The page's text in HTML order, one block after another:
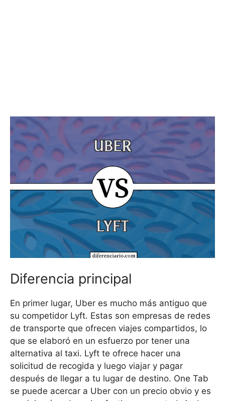
Diferencia principal
En primer lugar, Uber es mucho más antiguo que
su competidor Lyft. Estas son empresas de redes
de transporte que ofrecen viajes compartidos, lo
que se elaboró ​​en un esfuerzo por tener una
alternativa al taxi. Lyft te ofrece hacer una
solicitud de recogida y luego viajar y pagar
después de llegar a tu lugar de destino. One Tab
se puede acercar a Uber con un precio obvio y es